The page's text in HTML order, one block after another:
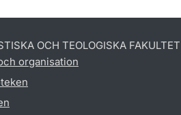
OCH TEOLOGISKA
organisation